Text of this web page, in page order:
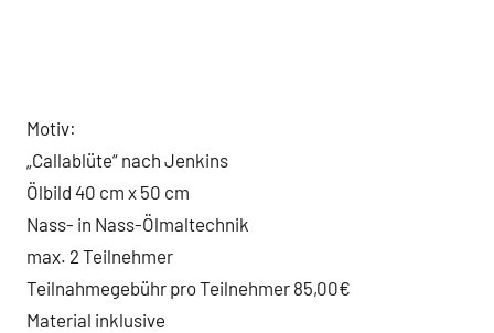
Motiv:
„Callablüte“ nach Jenkins
Ölbild 40 cm x 50 cm
Nass- in Nass-Ölmaltechnik
max. 2 Teilnehmer
Teilnahmegebühr pro Teilnehmer 85,00€
Material inklusive